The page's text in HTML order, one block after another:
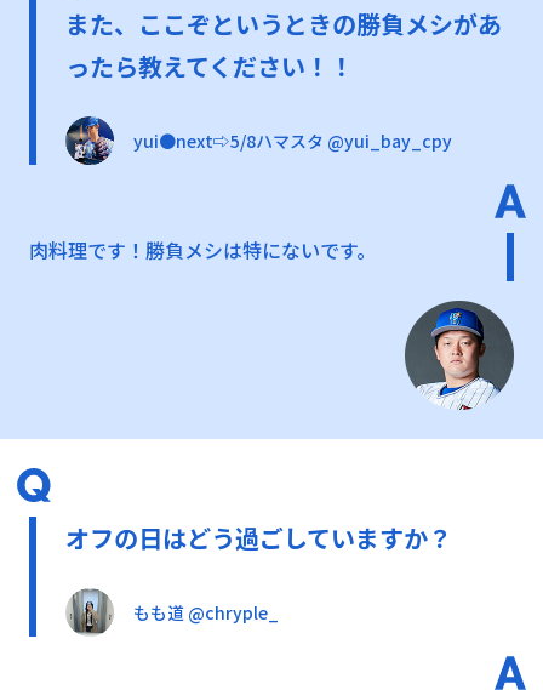
また、ここぞというときの勝負メシがあ
ったら教えてください！！
yui●next⇨5/8ハマスタ @yui_bay_cpy
肉料理です！勝負メシは特にないです。
オフの日はどう過ごしていますか？
もも道 @chryple_